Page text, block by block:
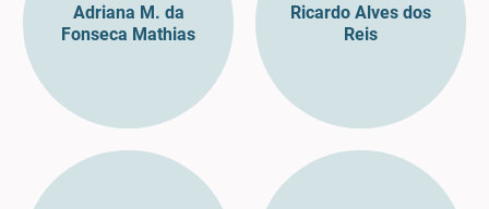
Adriana M. da
Fonseca Mathias
Ricardo Alves dos
Reis